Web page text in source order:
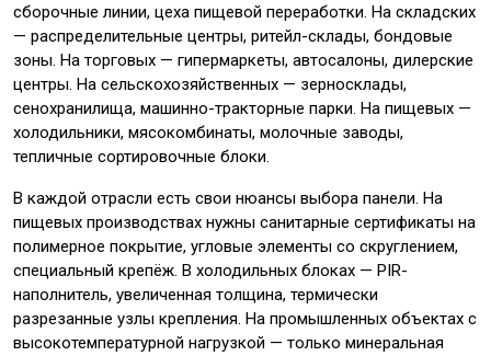
сборочные линии, цеха пищевой переработки. На складских
— распределительные центры, ритейл-склады, бондовые
зоны. На торговых — гипермаркеты, автосалоны, дилерские
центры. На сельскохозяйственных — зерносклады,
сенохранилища, машинно-тракторные парки. На пищевых —
холодильники, мясокомбинаты, молочные заводы,
тепличные сортировочные блоки.
В каждой отрасли есть свои нюансы выбора панели. На
пищевых производствах нужны санитарные сертификаты на
полимерное покрытие, угловые элементы со скруглением,
специальный крепёж. В холодильных блоках — PIR-
наполнитель, увеличенная толщина, термически
разрезанные узлы крепления. На промышленных объектах с
высокотемпературной нагрузкой — только минеральная